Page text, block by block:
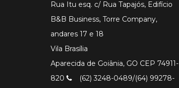
Rua Itu esq. c/ Rua Tapajós, Edifício
B&B Business, Torre Company,
andares 17 e 18
Vila Brasília
Aparecida de Goiânia, GO CEP 74911-
820
(62) 3248-0489/(64) 99278-